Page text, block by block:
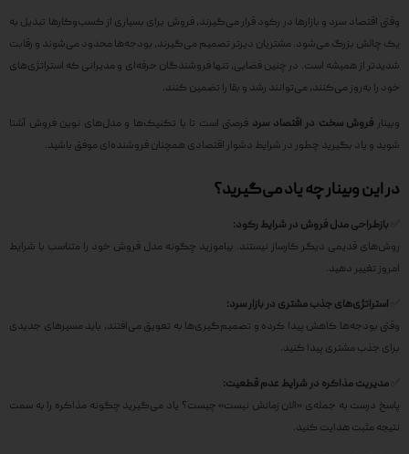
وقتی اقتصاد سرد و بازارها در رکود قرار می‌گیرند، فروش برای بسیاری از کسب‌وکارها تبدیل به
یک چالش بزرگ می‌شود. مشتریان دیرتر تصمیم می‌گیرند، بودجه‌ها محدود می‌شوند و رقابت
شدیدتر از همیشه است. در چنین فضایی، تنها فروشندگان حرفه‌ای و مدیرانی که استراتژی‌های
خود را به‌روز می‌کنند، می‌توانند رشد و بقا را تضمین کنند.
وبینار فروش سخت در اقتصاد سرد فرصتی است تا با تکنیک‌ها و مدل‌های نوین فروش آشنا
شوید و یاد بگیرید چطور در شرایط دشوار اقتصادی همچنان فروشنده‌ای موفق باشید.
در این وبینار چه یاد می‌گیرید؟
بازطراحی مدل فروش در شرایط رکود:
روش‌های قدیمی دیگر کارساز نیستند. بیاموزید چگونه مدل فروش خود را متناسب با شرایط
امروز تغییر دهید.
استراتژی‌های جذب مشتری در بازار سرد:
وقتی بودجه‌ها کاهش پیدا کرده و تصمیم‌گیری‌ها به تعویق می‌افتند، باید مسیرهای جدیدی
برای جذب مشتری پیدا کنید.
مدیریت مذاکره در شرایط عدم قطعیت:
پاسخ درست به جمله‌ی «الان زمانش نیست» چیست؟ یاد می‌گیرید چگونه مذاکره را به سمت
نتیجه مثبت هدایت کنید.